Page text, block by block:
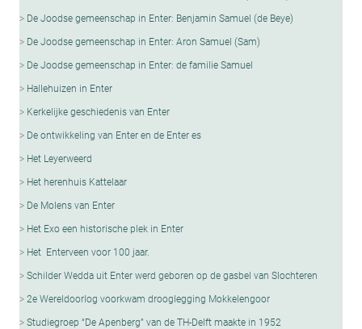
De Joodse gemeenschap in Enter: Benjamin Samuel (de Beye)
De Joodse gemeenschap in Enter: Aron Samuel (Sam)
De Joodse gemeenschap in Enter: de familie Samuel
Hallehuizen in Enter
Kerkelijke geschiedenis van Enter
De ontwikkeling van Enter en de Enter es
Het Leyerweerd
Het herenhuis Kattelaar
De Molens van Enter
Het Exo een historische plek in Enter
Het Enterveen voor 100 jaar.
Schilder Wedda uit Enter werd geboren op de gasbel van Slochteren
2e Wereldoorlog voorkwam drooglegging Mokkelengoor
Studiegroep “De Apenberg” van de TH-Delft maakte in 1952